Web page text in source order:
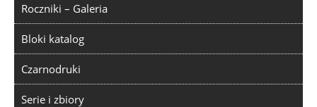
Roczniki – Galeria
Bloki katalog
Czarnodruki
Serie i zbiory